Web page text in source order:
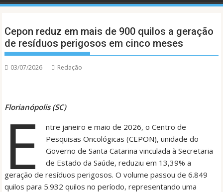
Cepon reduz em mais de 900 quilos a geração
de resíduos perigosos em cinco meses
03/07/2026 Redação
Florianópolis (SC)
E
ntre janeiro e maio de 2026, o Centro de
Pesquisas Oncológicas (CEPON), unidade do
Governo de Santa Catarina vinculada à Secretaria
de Estado da Saúde, reduziu em 13,39% a
geração de resíduos perigosos. O volume passou de 6.849
quilos para 5.932 quilos no período, representando uma